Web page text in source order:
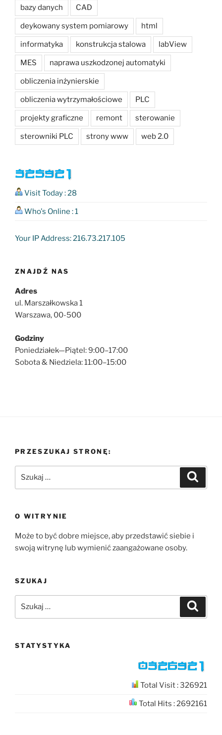
bazy danych CAD
deykowany system pomiarowy html
informatyka konstrukcja stalowa labView
MES naprawa uszkodzonej automatyki
obliczenia inżynierskie
obliczenia wytrzymałościowe PLC
projekty graficzne remont sterowanie
sterowniki PLC strony www web 2.0
Visit Today : 28
Who's Online : 1
Your IP Address: 216.73.217.105
ZNAJDŹ NAS
Adres
ul. Marszałkowska 1
Warszawa, 00-500
Godziny
Poniedziałek—Piątel: 9:00–17:00
Sobota & Niedziela: 11:00–15:00
PRZESZUKAJ STRONĘ:
O WITRYNIE
Może to być dobre miejsce, aby przedstawić siebie i
swoją witrynę lub wymienić zaangażowane osoby.
SZUKAJ
STATYSTYKA
Total Visit : 326921
Total Hits : 2692161